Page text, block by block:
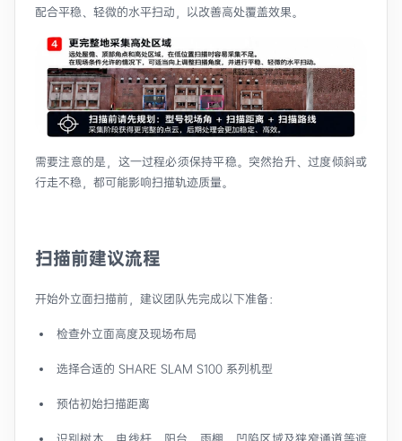
配合平稳、轻微的水平扫动，以改善高处覆盖效果。
需要注意的是，这一过程必须保持平稳。突然抬升、过度倾斜或
行走不稳，都可能影响扫描轨迹质量。
扫描前建议流程
开始外立面扫描前，建议团队先完成以下准备：
检查外立面高度及现场布局
选择合适的 SHARE SLAM S100 系列机型
预估初始扫描距离